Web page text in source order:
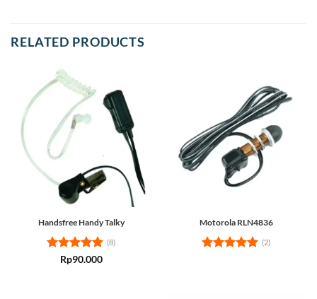
RELATED PRODUCTS
Handsfree Handy Talky
Rated5
(8)
Rp90.000
Motorola RLN4836
(2)